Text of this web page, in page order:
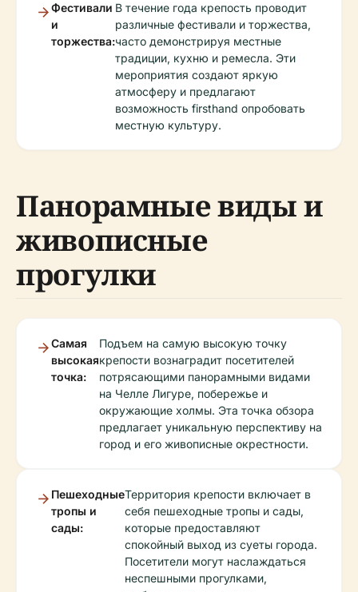
Фестивали
и
торжества:
В течение года крепость проводит
различные фестивали и торжества,
часто демонстрируя местные
традиции, кухню и ремесла. Эти
мероприятия создают яркую
атмосферу и предлагают
возможность firsthand опробовать
местную культуру.
Панорамные виды и
живописные
прогулки
Самая
высокая
точка:
Подъем на самую высокую точку
крепости вознаградит посетителей
потрясающими панорамными видами
на Челле Лигуре, побережье и
окружающие холмы. Эта точка обзора
предлагает уникальную перспективу на
город и его живописные окрестности.
Пешеходные
тропы и
сады:
Территория крепости включает в
себя пешеходные тропы и сады,
которые предоставляют
спокойный выход из суеты города.
Посетители могут наслаждаться
неспешными прогулками,